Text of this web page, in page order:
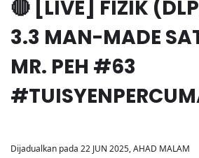
🔴 [LIVE] FIZIK
3.3 MAN-MADE
MR. PEH #63
Dijadualkan pada 22 JUN 2025, AHAD MALAM